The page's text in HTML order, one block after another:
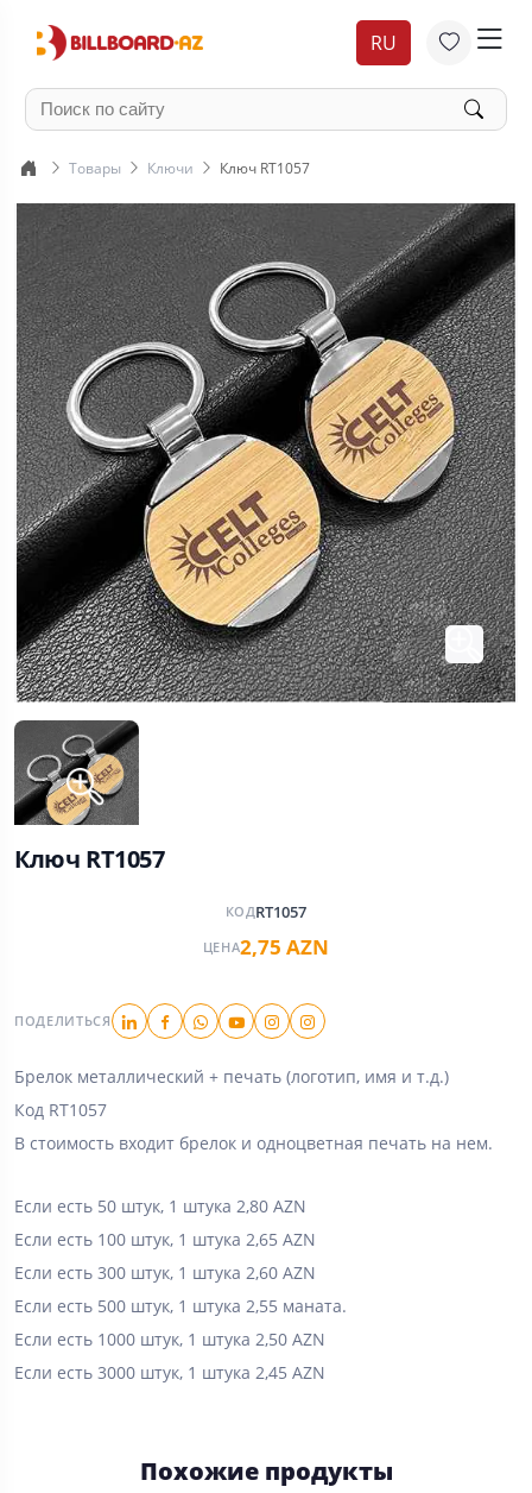
RU
Товары Ключи Ключ RT1057
Ключ RT1057
КОДRT1057
ЦЕНА2,75 AZN
ПОДЕЛИТЬСЯ
Брелок металлический + печать (логотип, имя и т.д.)
Код RT1057
В стоимость входит брелок и одноцветная печать на нем.
Если есть 50 штук, 1 штука 2,80 AZN
Если есть 100 штук, 1 штука 2,65 AZN
Если есть 300 штук, 1 штука 2,60 AZN
Если есть 500 штук, 1 штука 2,55 маната.
Если есть 1000 штук, 1 штука 2,50 AZN
Если есть 3000 штук, 1 штука 2,45 AZN
Похожие продукты